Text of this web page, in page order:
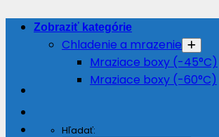
Hľadať:
Zobraziť kategórie
Chladenie a mrazenie
Mraziace boxy (-45°C)
Mraziace boxy (-60°C)